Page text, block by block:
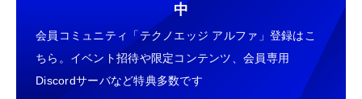
中
会員コミュニティ「テクノエッジ アルファ」登録はこ
ちら。イベント招待や限定コンテンツ、会員専用
Discordサーバなど特典多数です